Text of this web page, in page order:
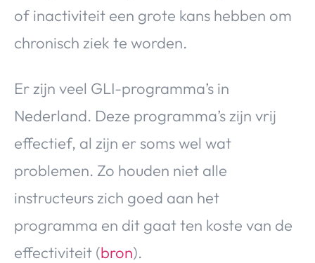
of inactiviteit een grote kans hebben om
chronisch ziek te worden.
Er zijn veel GLI-programma’s in
Nederland. Deze programma’s zijn vrij
effectief, al zijn er soms wel wat
problemen. Zo houden niet alle
instructeurs zich goed aan het
programma en dit gaat ten koste van de
effectiviteit (bron).